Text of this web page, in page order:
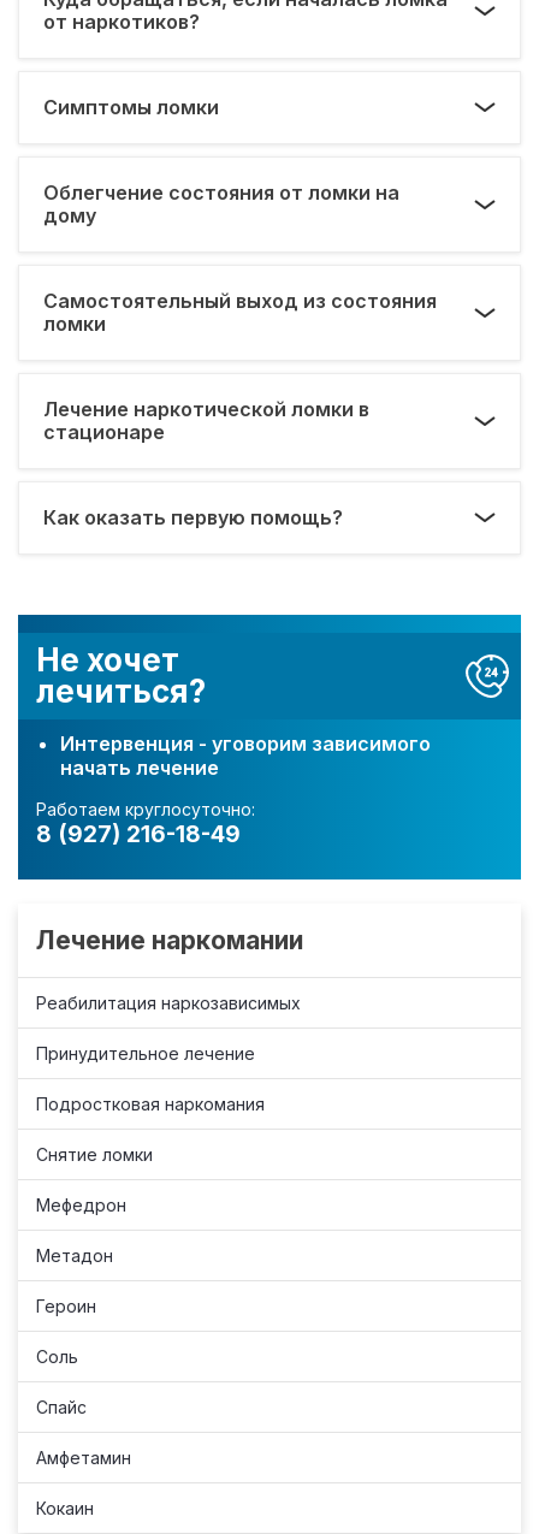
Не хочет
лечиться?
Интервенция - уговорим зависимого
начать лечение
Работаем круглосуточно:
8 (927) 216-18-49
Лечение наркомании
Реабилитация наркозависимых
Принудительное лечение
Подростковая наркомания
Снятие ломки
Мефедрон
Метадон
Героин
Соль
Спайс
Амфетамин
Кокаин
от наркотиков?
Симптомы ломки
Облегчение состояния от ломки на
дому
Самостоятельный выход из состояния
ломки
Лечение наркотической ломки в
стационаре
Как оказать первую помощь?